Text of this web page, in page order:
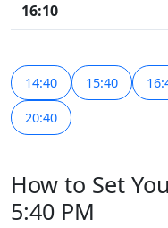
16:10
14:40 15:40
20:40
How to Set
5:40 PM